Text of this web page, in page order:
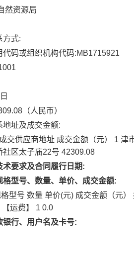
然资源局
方式:
码或组织机构代码:MB1715921
（人民币）
地址及成交金额:
交供应商地址 成交金额（元） 1
区太子庙22号 42309.08
术要求及合同履行日期:
格型号、数量、单价、成交金额:
型号 数量 单价(元) 成交金额（元
运费】 1 0.0
银行、用户名及卡号: